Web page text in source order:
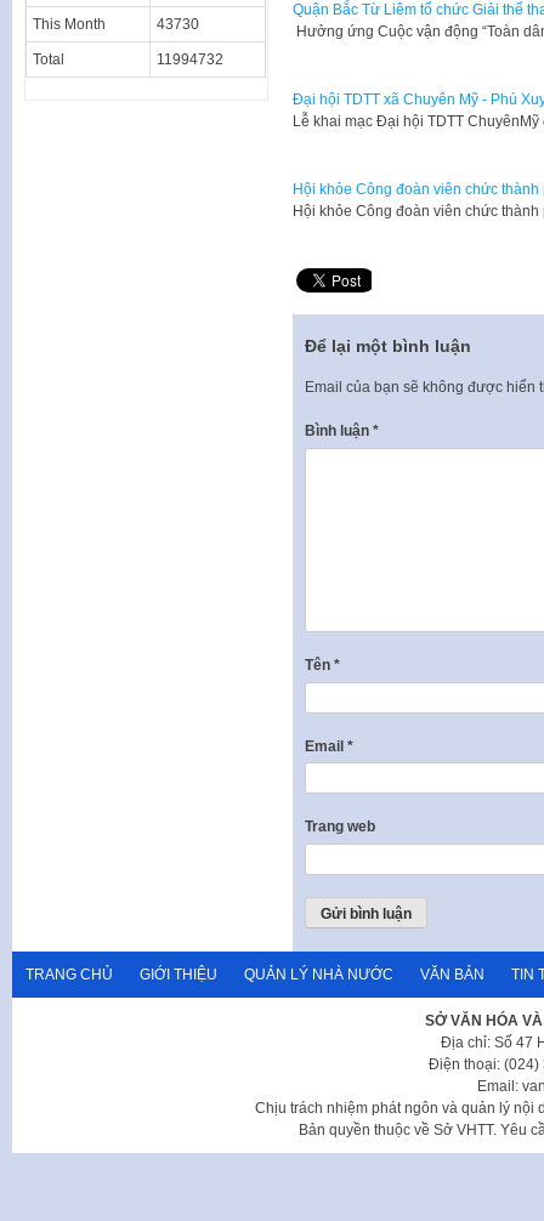
Quận Bắc Từ Liêm tổ chức Giải thể
Hưởng ứng Cuộc vận động “Toàn
Đại hội TDTT xã Chuyên Mỹ - Phú
Lễ khai mạc Đại hội TDTT
Hội khỏe Công đoàn viên chức
Hội khỏe Công đoàn viên chức
Để lại một bình luận
Email của bạn sẽ không được hiển
Bình luận *
Tên *
Email *
Trang web
This Month 43730
Total 11994732
TRANG CHỦ GIỚI THIỆU QUẢN LÝ NHÀ NƯỚC VĂN BẢN TIN
SỞ VĂN HÓA
Địa chỉ: Số 47
Điện thoại: (024)
Email:
Chịu trách nhiệm phát ngôn và quản lý nội
Bản quyền thuộc về Sở VHTT. Yêu